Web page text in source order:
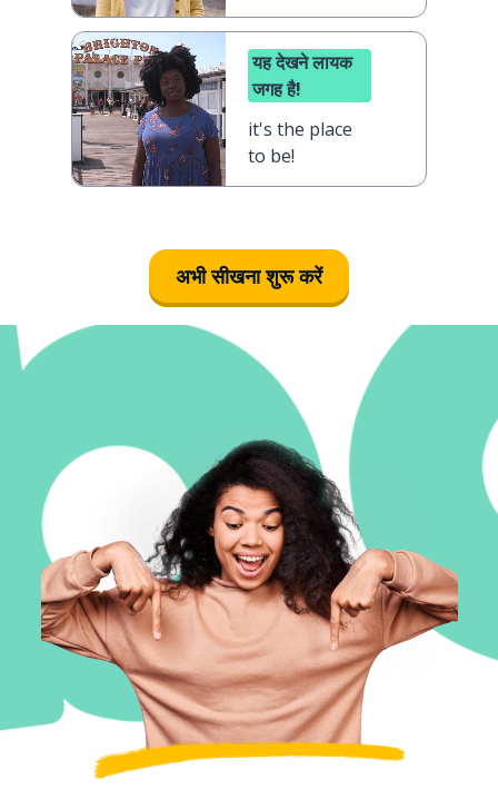
door
यह देखने लायक
जगह है!
it's the place
to be!
अभी सीखना शुरू करें